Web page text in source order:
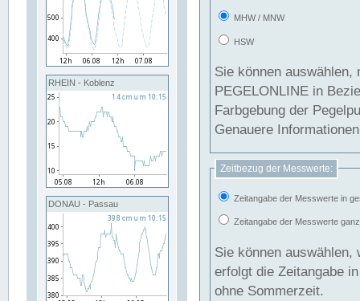
RHEIN - Koblenz
DONAU - Passau
MHW / MNW
HSW
Sie können
PEGELONLINE in Beziehung
Farbgebung der
Genauere
Zeitbezug der Messwerte:
Zeitangabe der Messwerte in
Zeitangabe der Messwerte
Sie können auswählen,
erfolgt die Zeitangabe
ohne Sommerzeit.